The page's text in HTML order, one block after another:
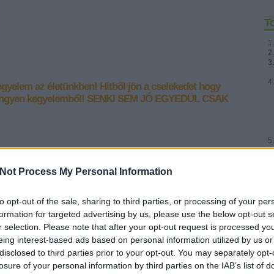
Process My Personal Information
opt-out of the sale, sharing to third parties, or processing of your
for targeted advertising by us, please use the below opt-out
selection. Please note that after your opt-out request is processed
interest-based ads based on personal information utilized by us
to third parties prior to your opt-out. You may separately
of your personal information by third parties on the IAB’s list of
az életünkben! Hitből jön a cselekedet hogy
kegyelemből! SENKI SEM JÓ EGYEDÜL CSAK
nem cselekszi az igazságot, nem
aki nem szereti a testvérét!"
&#0;&#0;&#0;&#0;&#0;&#0;&#0;&#0;&#0; * MINDEN NAPRA: 1
MONDATBAN IS; 2 KIÍRT ÚTMUTATÓ IGE; 3*Protestáns-
RÚF*Károli*Katolikus*FORDÍTÁSBAN*HANGZÓ ÖRÖMHÍRTÁR*
http://www.garainyh.hu *** https://garainyh.blog.hu/ ***
http://utmutato.blog.hu ***…